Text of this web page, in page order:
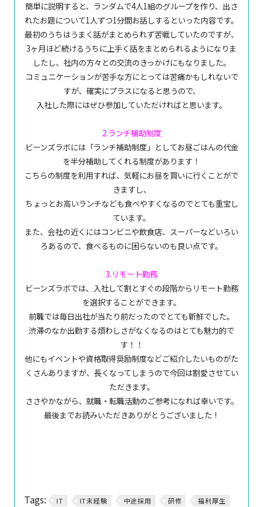
簡単に説明すると、ランダムで4人1組のグループを作り、出さ
れたお題について1人ずつ1分間お話しするといった内容です。
最初のうちはうまく話がまとめられず苦戦していたのですが、
3ヶ月ほど続けるうちに上手く話をまとめられるようになりま
したし、社内の方々との交流のきっかけにもなりました。
コミュニケーションが苦手な方にとっては苦痛かもしれないで
すが、確実にプラスになると思うので、
入社した際にはぜひ参加していただければと思います。
2.ランチ補助制度
ビーンズラボには「ランチ補助制度」としてお昼ごはんの代金
を半分補助してくれる制度があります！
こちらの制度を利用すれば、気軽にお昼を買いに行くことがで
きますし、
ちょっとお高いランチなども食べやすくなるのでとても重宝し
ています。
また、会社の近くにはコンビニや飲食店、スーパーなどいろい
ろあるので、食べるものに困らないのも良い点です。
3.リモート勤務
ビーンズラボでは、入社して割とすぐの段階からリモート勤務
を選択することができます。
前職では毎日出社が当たり前だったのでとても新鮮でした。
渋滞のなか出勤する煩わしさがなくなるのはとても魅力的で
す！！
他にもイベントや資格取得奨励制度などご紹介したいものがた
くさんありますが、長くなってしまうので今回は割愛させてい
ただきます。
ささやかながら、就職・転職活動のご参考になれば幸いです。
最後までお読みいただきありがとうございました！
Tags: IT IT未経験 中途採用 研修 福利厚生